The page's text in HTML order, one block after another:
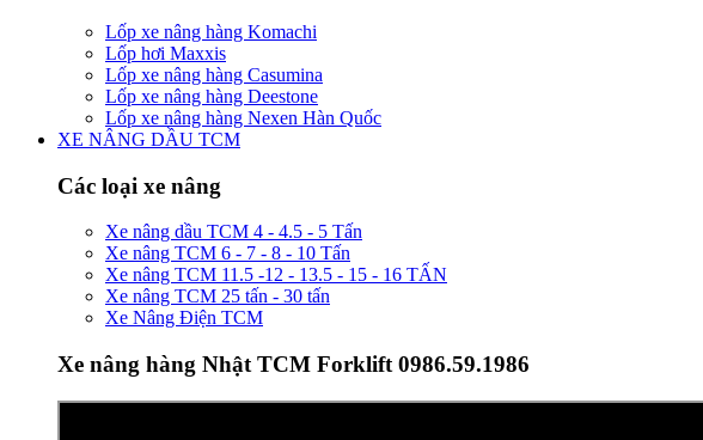
Lốp xe nâng hàng Komachi
Lốp hơi Maxxis
Lốp xe nâng hàng Casumina
Lốp xe nâng hàng Deestone
Lốp xe nâng hàng Nexen Hàn Quốc
XE NÂNG DẦU TCM
Các loại xe nâng
Xe nâng dầu TCM 4 - 4.5 - 5 Tấn
Xe nâng TCM 6 - 7 - 8 - 10 Tấn
Xe nâng TCM 11.5 -12 - 13.5 - 15 - 16 TẤN
Xe nâng TCM 25 tấn - 30 tấn
Xe Nâng Điện TCM
Xe nâng hàng Nhật TCM Forklift 0986.59.1986